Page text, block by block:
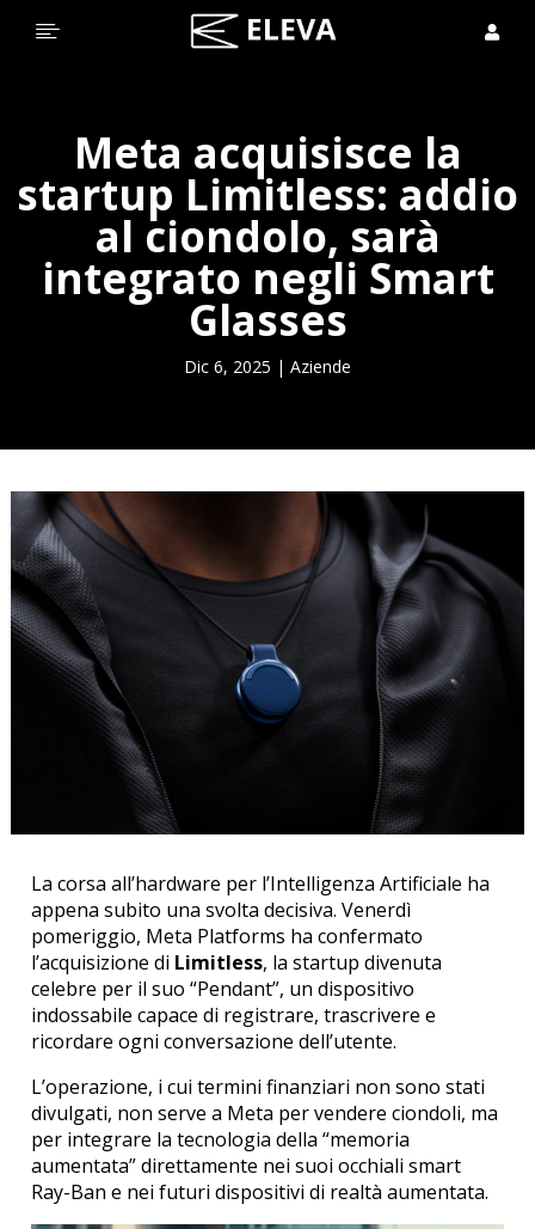
 
Meta acquisisce la
startup Limitless: addio
al ciondolo, sarà
integrato negli Smart
Glasses
Dic 6, 2025 | Aziende
La corsa all’hardware per l’Intelligenza Artificiale ha
appena subito una svolta decisiva. Venerdì
pomeriggio, Meta Platforms ha confermato
l’acquisizione di Limitless, la startup divenuta
celebre per il suo “Pendant”, un dispositivo
indossabile capace di registrare, trascrivere e
ricordare ogni conversazione dell’utente.
L’operazione, i cui termini finanziari non sono stati
divulgati, non serve a Meta per vendere ciondoli, ma
per integrare la tecnologia della “memoria
aumentata” direttamente nei suoi occhiali smart
Ray-Ban e nei futuri dispositivi di realtà aumentata.